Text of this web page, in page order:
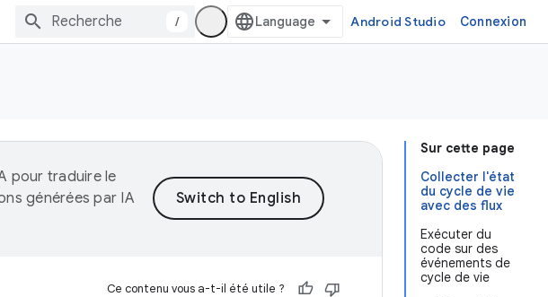
/ Android Studio Connexion
Sur cette page
Collecter l'état
du cycle de vie
avec des flux
Exécuter du
code sur des
événements de
cycle de vie
pour traduire le
générées par IA
Ce contenu vous a-t-il été utile ?